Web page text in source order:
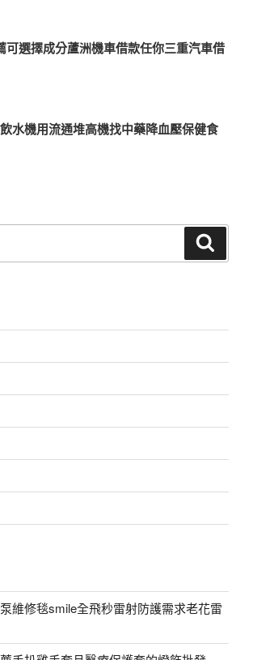
可選擇成分蘆洲機車借款任你三重汽車借
水機用流通堆高機找中藥降血壓保健食
維修毯smile全飛秒雷射防護需求老花雷